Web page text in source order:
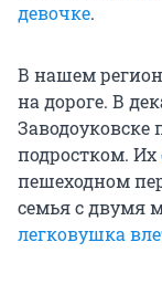
девочке.
В нашем
на дороге. В
Заводоуковске
подростком. Их
пешеходном
семья с двумя
легковушка